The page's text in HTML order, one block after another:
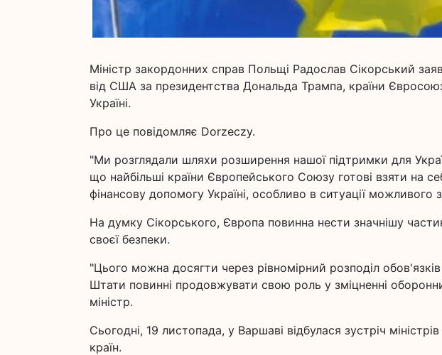
Міністр закордонних справ Польщі Радослав Сікорський
від США за президентства Дональда Трампа, країни
Україні.
Про це повідомляє Dorzeczy.
"Ми розглядали шляхи розширення нашої підтримки для
що найбільші країни Європейського Союзу готові взяти на
фінансову допомогу Україні, особливо в ситуації
На думку Сікорського, Європа повинна нести значнішу
своєї безпеки.
"Цього можна досягти через рівномірний розподіл
Штати повинні продовжувати свою роль у зміцненні
міністр.
Сьогодні, 19 листопада, у Варшаві відбулася зустріч
країн.